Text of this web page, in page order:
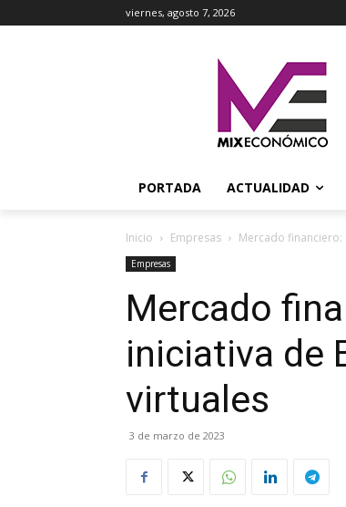
viernes, agosto 7, 2026
PORTADA ACTUALIDAD
Inicio Empresas Mercado financiero:
Empresas
Mercado
iniciativa de
virtuales
3 de marzo de 2023